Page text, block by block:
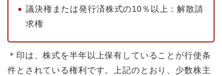
議決権または発行済株式の10％以上：解散請
求権
＊印は、株式を半年以上保有していることが行使条
件とされている権利です。上記のとおり、少数株主